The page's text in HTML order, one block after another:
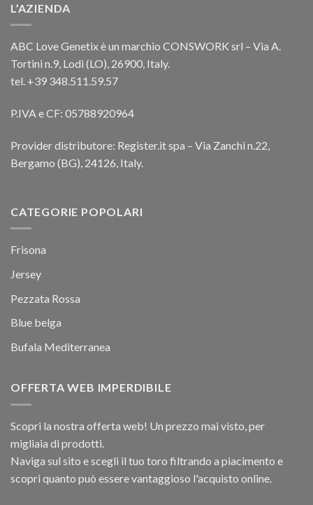
L’AZIENDA
ABC Love Genetix è un marchio CONSWORK srl – Via A.
Tortini n.9, Lodi (LO), 26900, Italy.
tel. +39 348.511.59.57
P.IVA e CF: 05788920964
Provider distributore: Register.it spa – Via Zanchi n.22,
Bergamo (BG), 24126, Italy.
CATEGORIE POPOLARI
Frisona
Jersey
Pezzata Rossa
Blue belga
Bufala Mediterranea
OFFERTA WEB IMPERDIBILE
Scopri la nostra offerta web! Un prezzo mai visto, per
migliaia di prodotti.
Naviga sul sito e scegli il tuo toro filtrando a piacimento e
scopri quanto può essere vantaggioso l'acquisto online.